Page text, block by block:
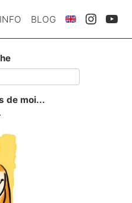
INFO BLOG
de moi...